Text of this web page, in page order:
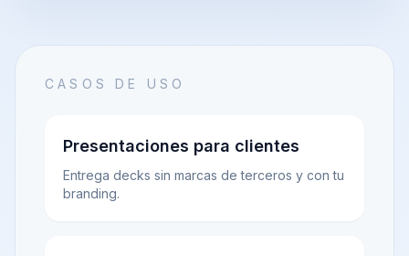
CASOS DE USO
Presentaciones para clientes
Entrega decks sin marcas de terceros y con tu
branding.